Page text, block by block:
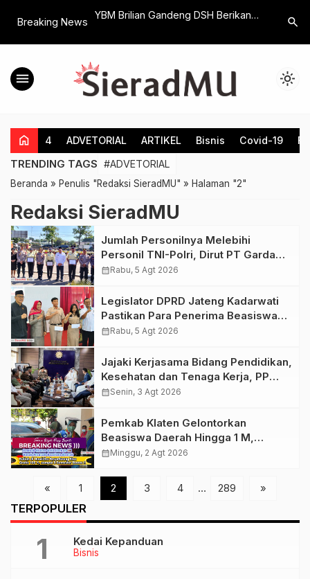
Breaking News
DASAR PADA
YBM Brilian Gandeng DSH Berikan
Program Angkringan Harapan
Koalisi
di
search
menu light_mode
home 4 ADVETORIAL ARTIKEL Bisnis Covid-19
TRENDING TAGS #ADVETORIAL
Beranda » Penulis "Redaksi SieradMU" » Halaman "2"
Redaksi SieradMU
Jumlah Personilnya Melebihi
Personil TNI-Polri, Dirut PT Garda
Total Security Klaten Tegaskan
calendar_monthRabu, 5 Agt 2026
Legislator DPRD Jateng Kadarwati
Pastikan Para Penerima Beasiswa
PIP Aspirasi Puan Maharani Tepat
calendar_monthRabu, 5 Agt 2026
Jajaki Kerjasama Bidang Pendidikan,
Kesehatan dan Tenaga Kerja, PP
Muhamamdiyah Terima Kunjungan
calendar_monthSenin, 3 Agt 2026
Pemkab Klaten Gelontorkan
Beasiswa Daerah Hingga 1 M,
Syaratnya Harus Daftar Kuliah Di
calendar_monthMinggu, 2 Agt 2026
« 1 2 3 4 … 289 »
TERPOPULER
Bisnis
Kedai Kepanduan